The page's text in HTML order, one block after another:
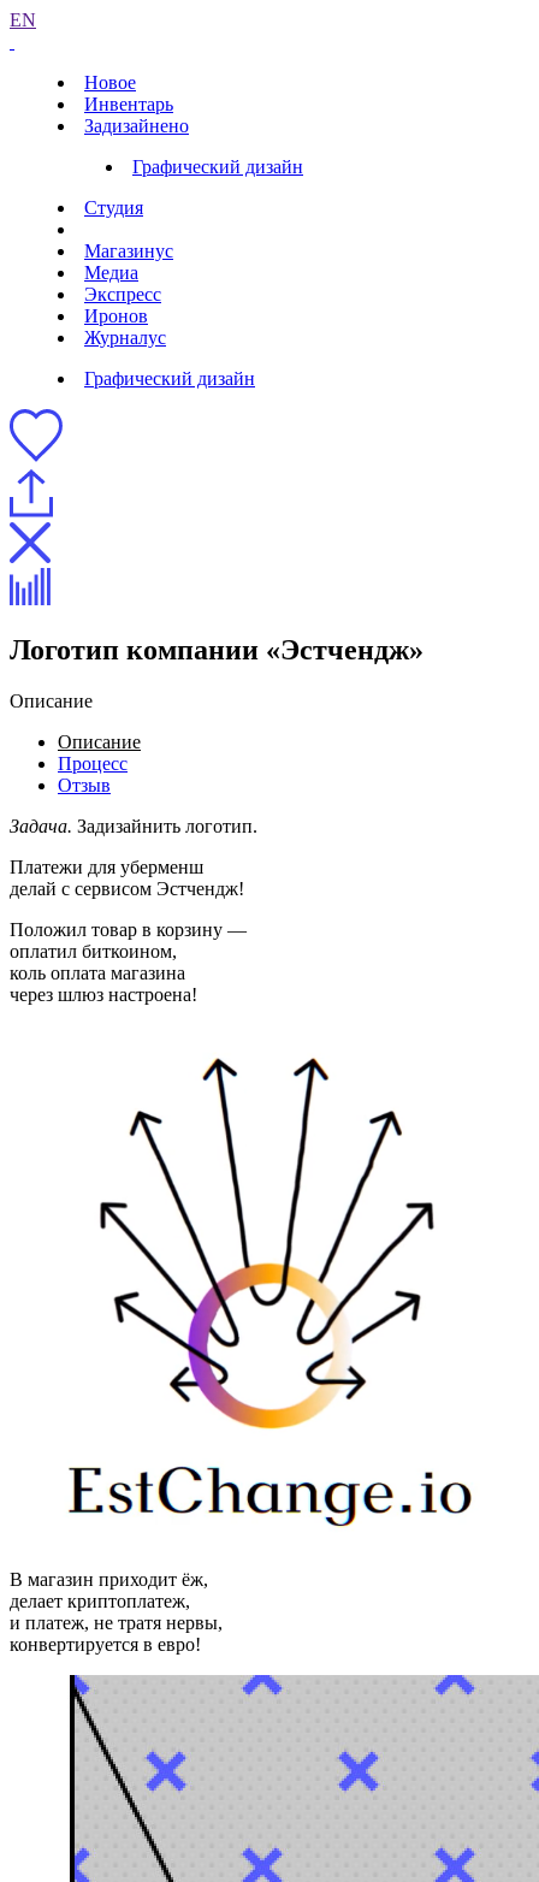
EN
Новое
Инвентарь
Задизайнено
Графический дизайн
Студия
Магазинус
Медиа
Экспресс
Иронов
Журналус
Графический дизайн
Логотип компании «Эстчендж»
Описание
Описание
Процесс
Отзыв
Задача. Задизайнить логотип.
Платежи для уберменш
делай с сервисом Эстчендж!
Положил товар в корзину —
оплатил биткоином,
коль оплата магазина
через шлюз настроена!
В магазин приходит ёж,
делает криптоплатеж,
и платеж, не тратя нервы,
конвертируется в евро!